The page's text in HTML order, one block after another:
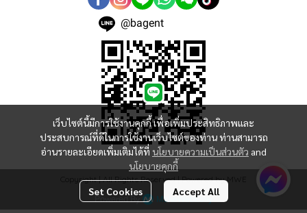
เว็บไซต์นี้มีการใช้งานคุกกี้ เพื่อเพิ่มประสิทธิภาพและ
ประสบการณ์ที่ดีในการใช้งานเว็บไซต์ของท่าน ท่านสามารถ
อ่านรายละเอียดเพิ่มเติมได้ที่ นโยบายความเป็นส่วนตัว and
นโยบายคุกกี้
Set Cookies Accept All
@bagent
Copyright | All Rights Reserved | Powered by MWE
Powered By MakeWebEasy